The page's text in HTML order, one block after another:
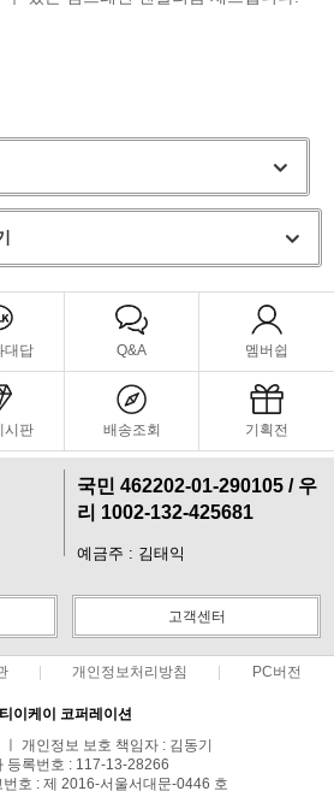
대답 Q&A 멤버쉽
시판 배송조회 기획전
국민 462202-01-290105 / 우
리 1002-132-425681
예금주 : 김태익
고객센터
개인정보처리방침 PC버전
티이케이 코퍼레이션
개인정보 보호 책임자 : 김동기
등록번호 : 117-13-28266
호 : 제 2016-서울서대문-0446 호